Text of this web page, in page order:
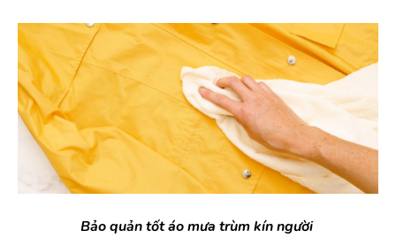
Bảo quản tốt áo mưa trùm kín người